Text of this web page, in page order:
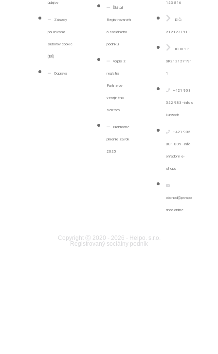
údajov
Zásady
používania
súborov cookie
(EÚ)
Doprava
Štátút
Registrovanéh
o sociálneho
podniku
Výpis z
registra
Partnerov
verejného
sektora
Náhradné
plnenie za rok
2025
123 816
DIČ:
2121271911
IČ DPH:
SK212127191
1
+421 903
522 983 - info o
kurzoch
+421 905
881 809 - info
ohľadom e-
shopu
obchod@prvapo
moc.online
Copyright Ⓒ 2020 - 2026 - Helpo. s.r.o.
Registrovaný sociálny podnik